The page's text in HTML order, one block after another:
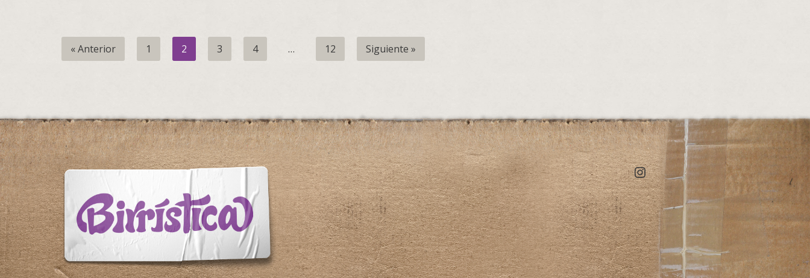
« Anterior 1 2 3 4 … 12 Siguiente »